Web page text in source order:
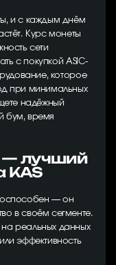
и с каждым днём
Курс монеты
сети
с покупкой ASIC-
которое
при минимальных
надёжный
бум, время
— лучший
KAS
— он
в своём сегменте.
реальных данных
эффективность